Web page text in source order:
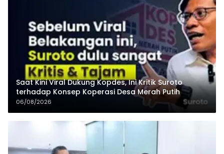
Saat Kini Viral Dukung Kopdes, Ini Kritik Suroto
terhadap Konsep Koperasi Desa Merah Putih
06/08/2026